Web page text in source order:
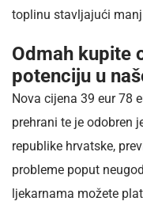
toplinu stavljajući
Odmah kupite
potenciju u
Nova cijena 39 eur 78
prehrani te je odobren
republike hrvatske,
probleme poput
ljekarnama možete